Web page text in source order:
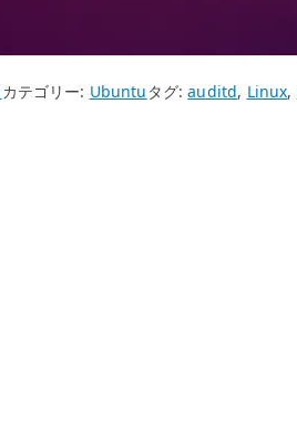
カテゴリー: Ubuntu タグ:auditd, Linux,